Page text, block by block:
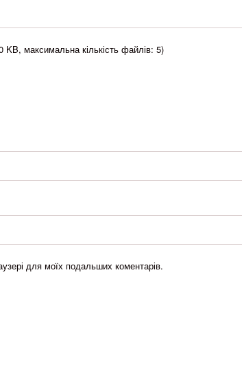
KB, максимальна кількість файлів: 5)
для моїх подальших коментарів.